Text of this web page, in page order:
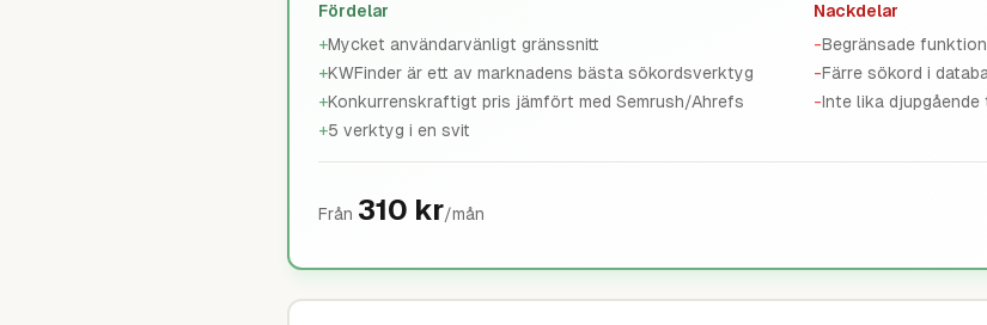
Fördelar
+Mycket användarvänligt gränssnitt
+KWFinder är ett av marknadens bästa sökordsverktyg
+Konkurrenskraftigt pris jämfört med Semrush/Ahrefs
+5 verktyg i en svit
Nackdelar
-Begränsade
-Färre sökord i
-Inte lika djupgående
Från 310 kr/mån